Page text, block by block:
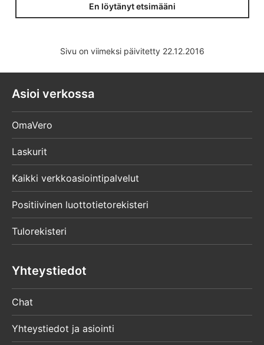
En löytänyt etsimääni
Sivu on viimeksi päivitetty 22.12.2016
Asioi verkossa
OmaVero
Laskurit
Kaikki verkkoasiointipalvelut
Positiivinen luottotietorekisteri
Tulorekisteri
Yhteystiedot
Chat
Yhteystiedot ja asiointi